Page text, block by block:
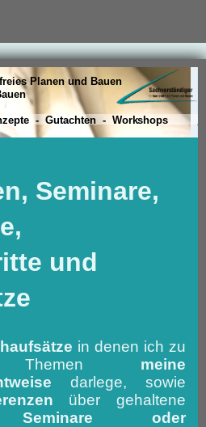
Planen und Bauen
- Gutachten - Workshops
Seminare,
und
in denen ich zu
Themen meine
darlege, sowie
über gehaltene
Seminare oder